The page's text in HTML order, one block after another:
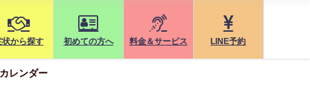
状から探す 初めての方へ 料金＆サービス LINE予約
レンダー